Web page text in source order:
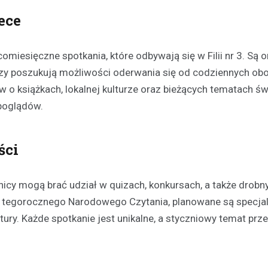
spotkania, które odbywają się w Filii nr 3. Są
poszukują możliwości oderwania się od codziennych
o książkach, lokalnej kulturze oraz bieżących tematach
mogą brać udział w quizach, konkursach, a także
Narodowego Czytania, planowane są
Każde spotkanie jest unikalne, a styczniowy temat
Masz wolny weekend i
ciekawego? A może planujesz
swoją drugą połówkę na
randkę i nie…